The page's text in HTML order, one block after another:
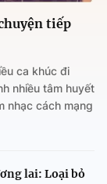
tiếp
ca khúc đi
nhiều tâm huyết
nhạc cách mạng
lai: Loại bỏ